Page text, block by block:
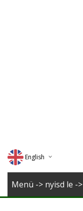
English
Deutsch
Menü -> nyisd le ->